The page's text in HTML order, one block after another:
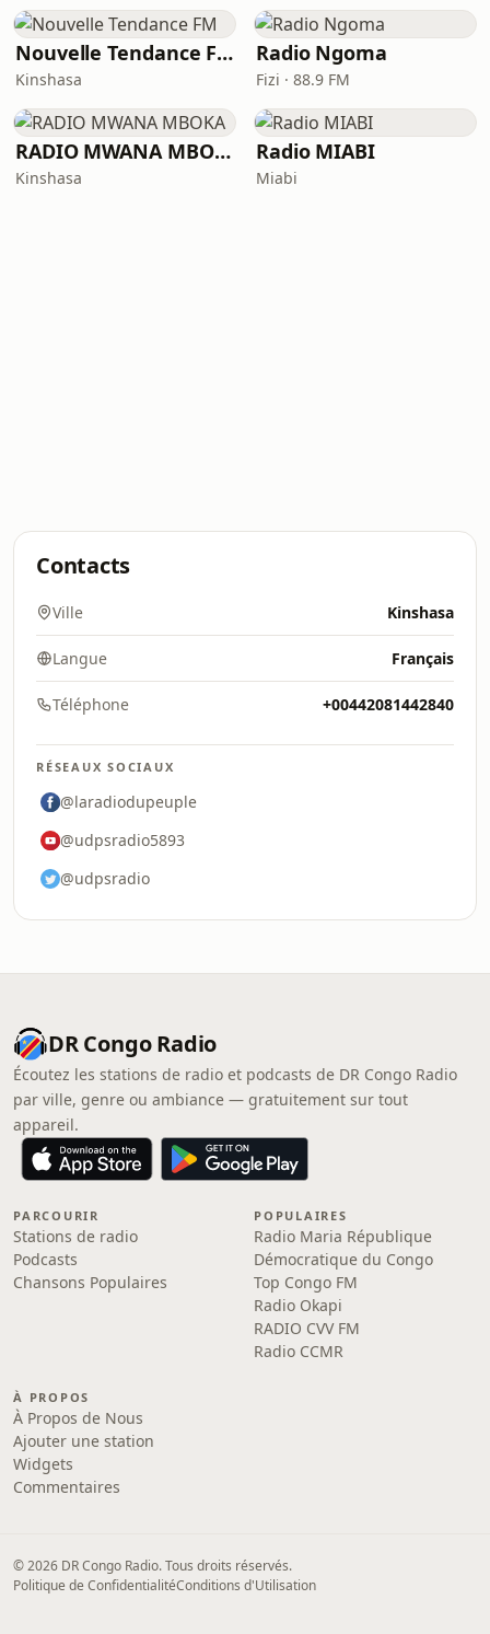
Nouvelle Tendance FM
Kinshasa
Radio Ngoma
Fizi · 88.9 FM
RADIO MWANA MBOKA
Kinshasa
Radio MIABI
Miabi
Contacts
Ville Kinshasa
Langue Français
Téléphone +00442081442840
RÉSEAUX SOCIAUX
@laradiodupeuple
@udpsradio5893
@udpsradio
DR Congo Radio
Écoutez les stations de radio et podcasts de DR Congo Radio
par ville, genre ou ambiance — gratuitement sur tout
appareil.
PARCOURIR
Stations de radio
Podcasts
Chansons Populaires
POPULAIRES
Radio Maria République
Démocratique du Congo
Top Congo FM
Radio Okapi
RADIO CVV FM
Radio CCMR
À PROPOS
À Propos de Nous
Ajouter une station
Widgets
Commentaires
© 2026 DR Congo Radio. Tous droits réservés.
Politique de ConfidentialitéConditions d'Utilisation